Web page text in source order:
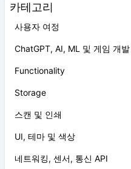
카테고리
사용자 여정
ChatGPT, AI, ML 및 게임 개발
Functionality
Storage
스캔 및 인쇄
UI, 테마 및 색상
네트워킹, 센서, 통신 API